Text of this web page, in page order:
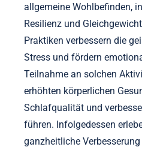
allgemeine Wohlbefinden,
Resilienz und
Praktiken verbessern die
Stress und fördern
Teilnahme an solchen
erhöhten körperlichen
Schlafqualität und
führen. Infolgedessen
ganzheitliche